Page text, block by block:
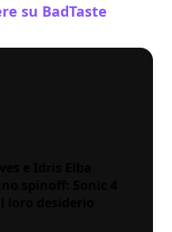
su BadTaste
e Idris Elba
spinoff: Sonic 4